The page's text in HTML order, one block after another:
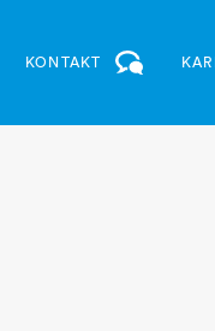
KONTAKT